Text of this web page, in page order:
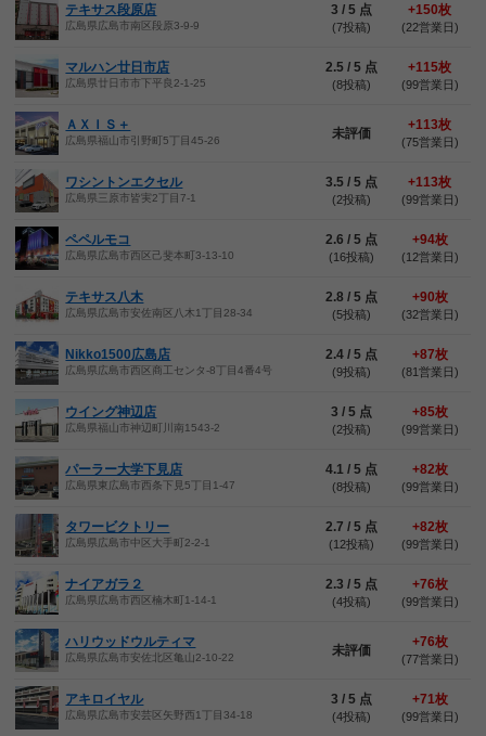
テキサス段原店
広島県広島市南区段原3-9-9
3 / 5 点
(7投稿)
+150枚
(22営業日)
マルハン廿日市店
広島県廿日市市下平良2-1-25
2.5 / 5 点
(8投稿)
+115枚
(99営業日)
ＡＸＩＳ＋
広島県福山市引野町5丁目45-26 未評価
+113枚
(75営業日)
ワシントンエクセル
広島県三原市皆実2丁目7-1
3.5 / 5 点
(2投稿)
+113枚
(99営業日)
ペペルモコ
広島県広島市西区己斐本町3-13-10
2.6 / 5 点
(16投稿)
+94枚
(12営業日)
テキサス八木
広島県広島市安佐南区八木1丁目28-34
2.8 / 5 点
(5投稿)
+90枚
(32営業日)
Nikko1500広島店
広島県広島市西区商工センタ-8丁目4番4号
2.4 / 5 点
(9投稿)
+87枚
(81営業日)
ウイング神辺店
広島県福山市神辺町川南1543-2
3 / 5 点
(2投稿)
+85枚
(99営業日)
パーラー大学下見店
広島県東広島市西条下見5丁目1-47
4.1 / 5 点
(8投稿)
+82枚
(99営業日)
タワービクトリー
広島県広島市中区大手町2-2-1
2.7 / 5 点
(12投稿)
+82枚
(99営業日)
ナイアガラ２
広島県広島市西区楠木町1-14-1
2.3 / 5 点
(4投稿)
+76枚
(99営業日)
ハリウッドウルティマ
広島県広島市安佐北区亀山2-10-22 未評価
+76枚
(77営業日)
アキロイヤル
広島県広島市安芸区矢野西1丁目34-18
3 / 5 点
(4投稿)
+71枚
(99営業日)